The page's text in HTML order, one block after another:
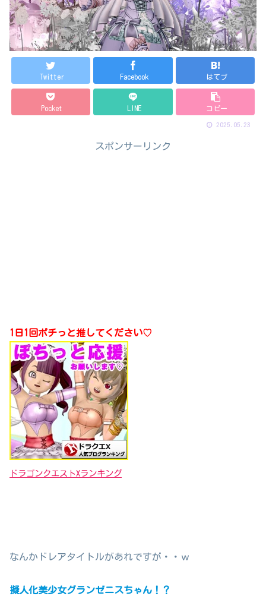
Twitter Facebook はてブ
Pocket LINE コピー
2025.05.23
スポンサーリンク
1日1回ポチっと推してください♡
ドラゴンクエストXランキング
なんかドレアタイトルがあれですが・・ｗ
擬人化美少女グランゼニスちゃん！？